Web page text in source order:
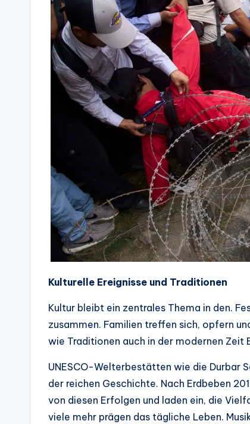
Kulturelle Ereignisse und Traditionen
Kultur bleibt ein zentrales Thema in den.
zusammen. Familien treffen sich, opfern
wie Traditionen auch in der modernen Zeit
UNESCO-Welterbestätten wie die Durbar
der reichen Geschichte. Nach Erdbeben
von diesen Erfolgen und laden ein, die
viele mehr prägen das tägliche Leben.